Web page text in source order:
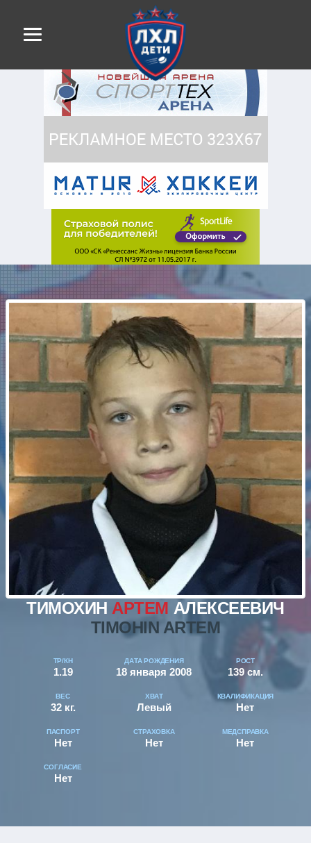
ТИМОХИН АРТЕМ АЛЕКСЕЕВИЧ
TIMOHIN ARTEM
ТР/КН
1.19
ДАТА РОЖДЕНИЯ
18 января 2008
РОСТ
139 см.
ВЕС
32 кг.
ХВАТ
Левый
КВАЛИФИКАЦИЯ
Нет
ПАСПОРТ
Нет
СТРАХОВКА
Нет
МЕДСПРАВКА
Нет
СОГЛАСИЕ
Нет